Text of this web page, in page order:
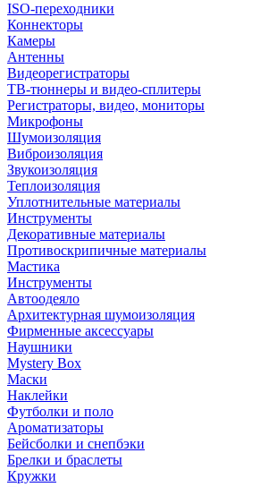
ISO-переходники
Коннекторы
Камеры
Антенны
Видеорегистраторы
ТВ-тюннеры и видео-сплитеры
Регистраторы, видео, мониторы
Микрофоны
Шумоизоляция
Виброизоляция
Звукоизоляция
Теплоизоляция
Уплотнительные материалы
Инструменты
Декоративные материалы
Противоскрипичные материалы
Мастика
Инструменты
Автоодеяло
Архитектурная шумоизоляция
Фирменные аксессуары
Наушники
Mystery Box
Маски
Наклейки
Футболки и поло
Ароматизаторы
Бейсболки и снепбэки
Брелки и браслеты
Кружки